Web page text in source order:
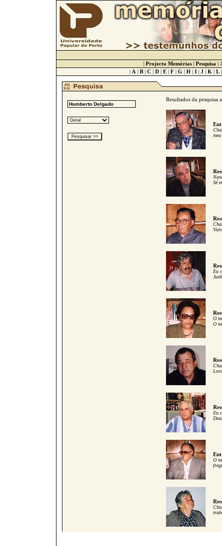
| Projecto Memórias | Pesquisa |
| A | B | C | D | E | F | G | H | I | J | K | L
Resultados da pesquisa
Sé
Eu
O
O
Eu
O